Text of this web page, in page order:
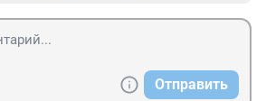
Отправить